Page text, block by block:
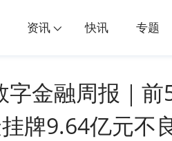
资讯 快讯 专题
字金融周报｜
牌9.64亿元不